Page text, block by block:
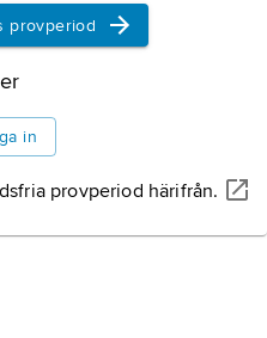
provperiod
in
provperiod härifrån.